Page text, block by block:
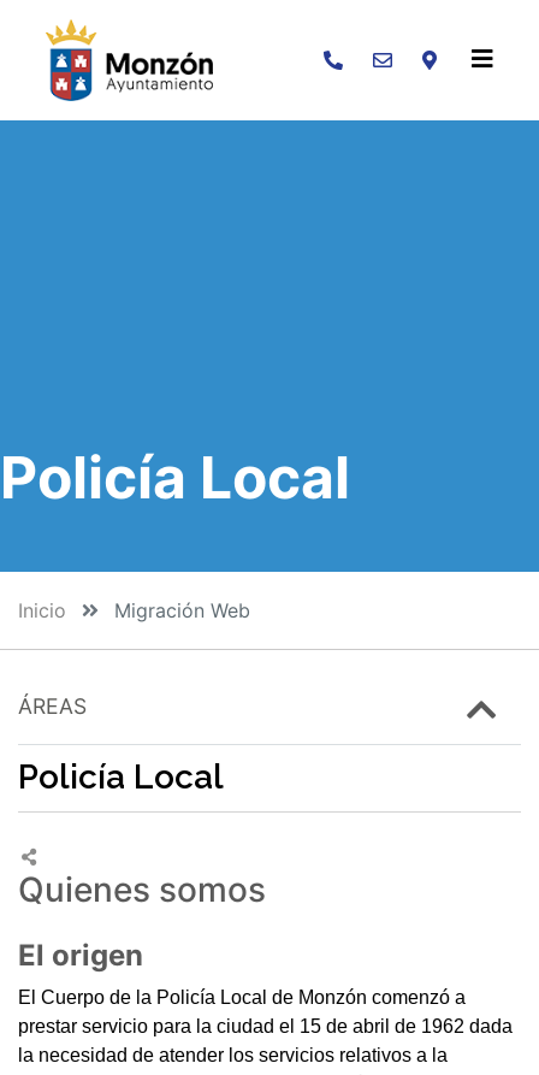
Buscar
Policía Local
Inicio Migración Web
ÁREAS
Policía Local
Quienes somos
El origen
El Cuerpo de la Policía Local de Monzón comenzó a
prestar servicio para la ciudad el 15 de abril de 1962 dada
la necesidad de atender los servicios relativos a la